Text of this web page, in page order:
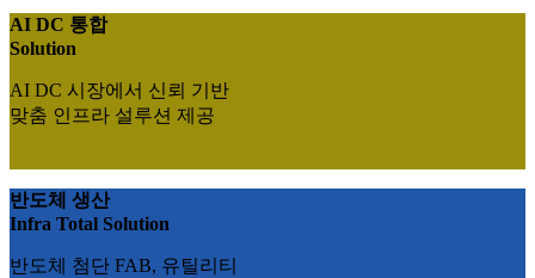
AI DC 통합
Solution
AI DC 시장에서 신뢰 기반
맞춤 인프라 설루션 제공
반도체 생산
Infra Total Solution
반도체 첨단 FAB, 유틸리티